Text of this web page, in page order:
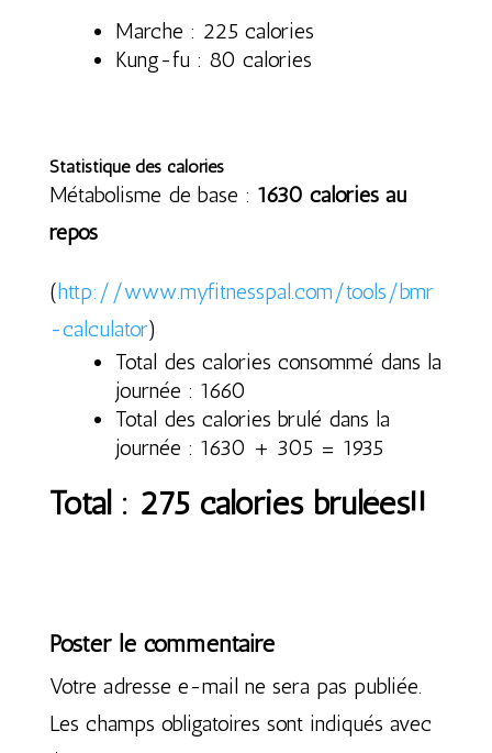
Marche : 225 calories
Kung-fu : 80 calories
Statistique des calories
Métabolisme de base : 1630 calories au
repos
(http://www.myfitnesspal.com/tools/bmr
-calculator)
Total des calories consommé dans la
journée : 1660
Total des calories brulé dans la
journée : 1630 + 305 = 1935
Total : 275 calories brulées!!
Poster le commentaire
Votre adresse e-mail ne sera pas publiée.
Les champs obligatoires sont indiqués avec